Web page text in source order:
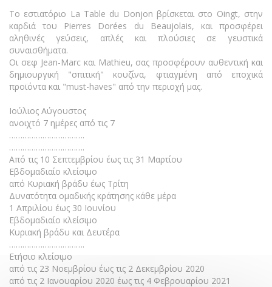
Το εστιατόριο La Table du Donjon βρίσκεται στο Oingt, στην
καρδιά του Pierres Dorées du Beaujolais, και προσφέρει
αληθινές γεύσεις, απλές και πλούσιες σε γευστικά
συναισθήματα.
Οι σεφ Jean-Marc και Mathieu, σας προσφέρουν αυθεντική και
δημιουργική "σπιτική" κουζίνα, φτιαγμένη από εποχικά
προϊόντα και "must-haves" από την περιοχή μας.
Ιούλιος Αύγουστος
ανοιχτό 7 ημέρες από τις 7
…………………………….
…………………………….
Από τις 10 Σεπτεμβρίου έως τις 31 Μαρτίου
Εβδομαδιαίο κλείσιμο
από Κυριακή βράδυ έως Τρίτη
Δυνατότητα ομαδικής κράτησης κάθε μέρα
1 Απριλίου έως 30 Ιουνίου
Εβδομαδιαίο κλείσιμο
Κυριακή βράδυ και Δευτέρα
…………………………….
Ετήσιο κλείσιμο
από τις 23 Νοεμβρίου έως τις 2 Δεκεμβρίου 2020
από τις 2 Ιανουαρίου 2020 έως τις 4 Φεβρουαρίου 2021